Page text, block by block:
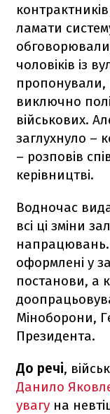
ламати
чоловіків із
виключно
військових.
заглухнуло –
– розповів
керівництві.
Водночас
всі ці зміни
напрацювань.
оформлені у
постанови, а
Міноборони,
Президента.
До речі,
Данило
увагу на